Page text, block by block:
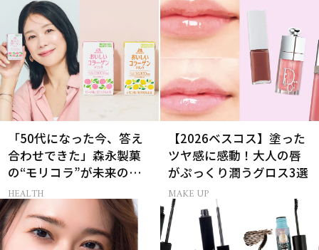
「50代になった今、答え
合わせできた」森永製菓
の“モリコラ”が未来のキ
レイを連れてくる！
HEALTH
【2026ベスコス】塗った
ツヤ感に感動！大人の唇
がぷっくり潤うグロス3選
MAKE UP